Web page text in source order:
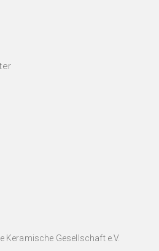
Keramische Gesellschaft e.V.